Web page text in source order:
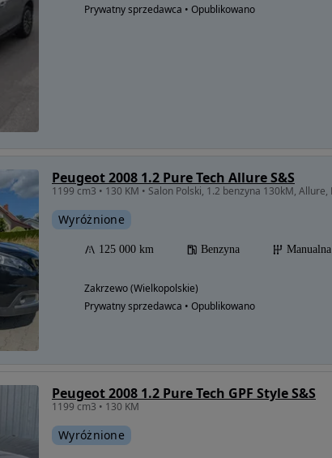
Prywatny sprzedawca • Opublikowano
Peugeot 2008 1.2 Pure Tech Allure S&S
Wyróżnione
125 000 km Benzyna Manualna
Zakrzewo (Wielkopolskie)
Prywatny sprzedawca • Opublikowano
Peugeot 2008 1.2 Pure Tech GPF Style S&S
1199 cm3 • 130 KM
Wyróżnione